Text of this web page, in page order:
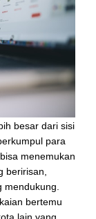
besar dari sisi
para
menemukan
beririsan,
bertemu